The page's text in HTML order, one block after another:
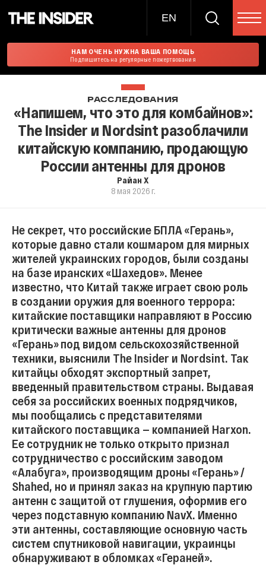
EN
НАМ ОЧЕНЬ НУЖНА ВАША ПОМОЩЬ
Подпишитесь на регулярные пожертвования
РАССЛЕДОВАНИЯ
«Напишем, что это для комбайнов»:
The Insider и Nordsint разоблачили
китайскую компанию, продающую
России антенны для дронов
Райан X
8 мая 2026 г.
Не секрет, что российские БПЛА «Герань»,
которые давно стали кошмаром для мирных
жителей украинских городов, были созданы
на базе иранских «Шахедов». Менее
известно, что Китай также играет свою роль
в создании оружия для военного террора:
китайские поставщики направляют в Россию
критически важные антенны для дронов
«Герань» под видом сельскохозяйственной
техники, выяснили The Insider и Nordsint. Так
китайцы обходят экспортный запрет,
введенный правительством страны. Выдавая
себя за российских военных подрядчиков,
мы пообщались с представителями
китайского поставщика — компанией Harxon.
Ее сотрудник не только открыто признал
сотрудничество с российским заводом
«Алабуга», производящим дроны «Герань» /
Shahed, но и принял заказ на крупную партию
антенн с защитой от глушения, оформив его
через подставную компанию NavX. Именно
эти антенны, составляющие основную часть
систем спутниковой навигации, украинцы
обнаруживают в обломках «Гераней».